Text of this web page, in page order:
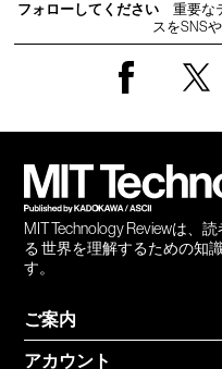
フォローしてください
重要な
スをSNS
MIT Technology Reviewは、
る 世界を理解するための知
す。
ご案内
アカウント